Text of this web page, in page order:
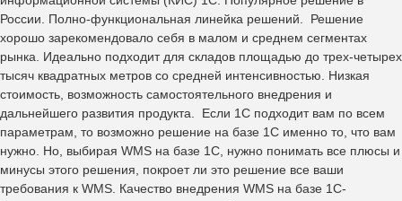
России. Полно-функциональная линейка решений. Решение
хорошо зарекомендовало себя в малом и среднем сегментах
рынка. Идеально подходит для складов площадью до трех-четырех
тысяч квадратных метров со средней интенсивностью. Низкая
стоимость, возможность самостоятельного внедрения и
дальнейшего развития продукта. Если 1С подходит вам по всем
параметрам, то возможно решение на базе 1С именно то, что вам
нужно. Но, выбирая WMS на базе 1С, нужно понимать все плюсы и
минусы этого решения, покроет ли это решение все ваши
требования к WMS. Качество внедрения WMS на базе 1С-